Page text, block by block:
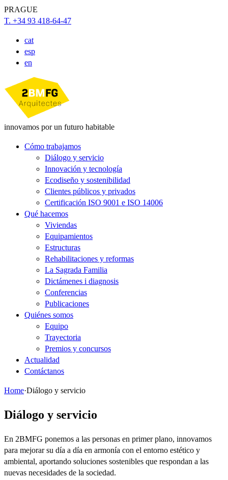
PRAGUE
T. +34 93 418-64-47
cat
esp
en
innovamos por un futuro habitable
Cómo trabajamos
Diálogo y servicio
Innovación y tecnología
Ecodiseño y sostenibilidad
Clientes públicos y privados
Certificación ISO 9001 e ISO 14006
Qué hacemos
Viviendas
Equipamientos
Estructuras
Rehabilitaciones y reformas
La Sagrada Familia
Dictámenes i diagnosis
Conferencias
Publicaciones
Quiénes somos
Equipo
Trayectoria
Premios y concursos
Actualidad
Contáctanos
Home·Diálogo y servicio
Diálogo y servicio
En 2BMFG ponemos a las personas en primer plano, innovamos
para mejorar su día a día en armonía con el entorno estético y
ambiental, aportando soluciones sostenibles que respondan a las
nuevas necesidades de la sociedad.